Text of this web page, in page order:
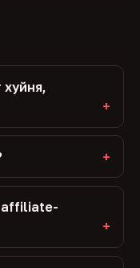
хуйня,
affiliate-